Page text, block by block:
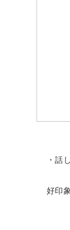
・話
好印